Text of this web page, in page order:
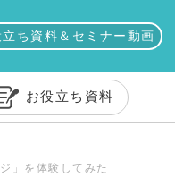
立ち資料＆セミナー動画
お役立ち資料
」を体験してみた